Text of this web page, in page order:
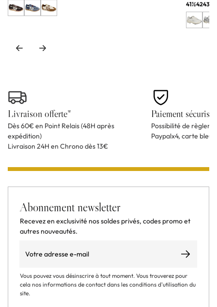
41½4243
Livraison offerte*
Dès 60€ en Point Relais (48H après
expédition)
Livraison 24H en Chrono dès 13€
Paiement sécurisé
Possibilité de
Paypalx4, carte
Abonnement newsletter
Recevez en exclusivité nos soldes privés, codes promo et
autres nouveautés.
S’abonner
Vous pouvez vous désinscrire à tout moment. Vous trouverez pour
cela nos informations de contact dans les conditions d'utilisation du
site.